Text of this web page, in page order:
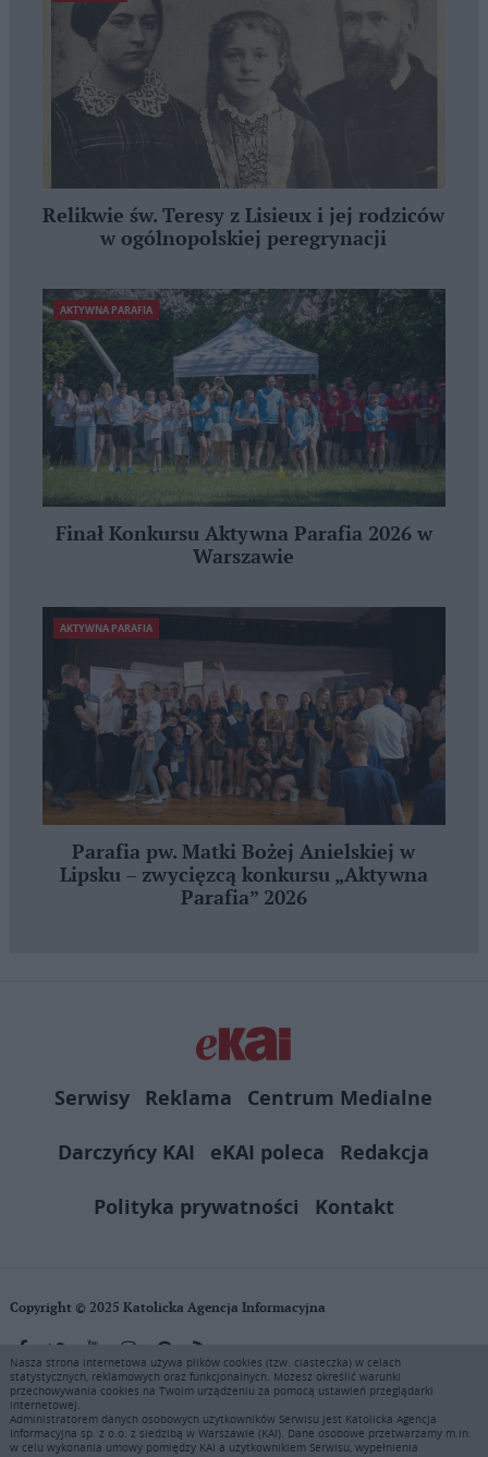
Relikwie św. Teresy z Lisieux i jej rodziców
w ogólnopolskiej peregrynacji
AKTYWNA PARAFIA
Finał Konkursu Aktywna Parafia 2026 w
Warszawie
AKTYWNA PARAFIA
Parafia pw. Matki Bożej Anielskiej w
Lipsku – zwycięzcą konkursu „Aktywna
Parafia” 2026
Serwisy Reklama
Centrum Medialne
Darczyńcy KAI
eKAI poleca
Redakcja
Polityka prywatności
Kontakt
Copyright © 2025 Katolicka Agencja Informacyjna
KAI zastrzega wszelkie prawa do serwisu. Użytkownicy mogą pobierać
i drukować fragmenty zawartości serwisu internetowego www.ekai.pl
wyłącznie do użytku osobistego. Publikacja, rozpowszechnianie
zawartości niniejszego serwisu lub jej sprzedaż (także framing i in.
Nasza strona internetowa używa plików cookies (tzw. ciasteczka) w celach
statystycznych, reklamowych oraz funkcjonalnych. Możesz określić warunki
przechowywania cookies na Twoim urządzeniu za pomocą ustawień przeglądarki
internetowej.
Administratorem danych osobowych użytkowników Serwisu jest Katolicka Agencja
Informacyjna sp. z o.o. z siedzibą w Warszawie (KAI). Dane osobowe przetwarzamy m.in.
w celu wykonania umowy pomiędzy KAI a użytkownikiem Serwisu, wypełnienia